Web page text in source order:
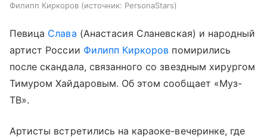
Филипп Киркоров источник: PersonaStars
Певица Слава (Анастасия Сланевская) и народный
артист России Филипп Киркоров помирились
после скандала, связанного со звездным хирургом
Тимуром Хайдаровым. Об этом сообщает «Муз-
ТВ».
Артисты встретились на караоке-вечеринке, где